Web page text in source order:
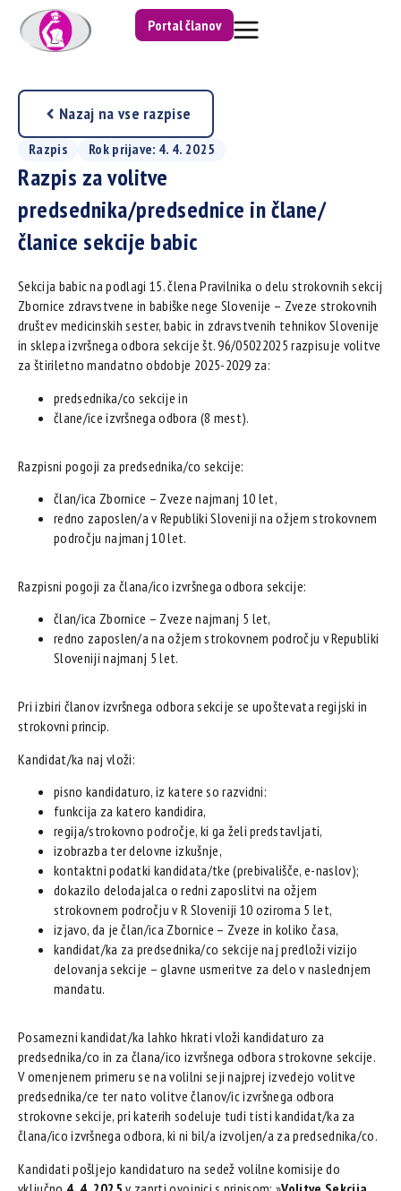
Portal članov
Nazaj na vse razpise
Razpis Rok prijave: 4. 4. 2025
Razpis za volitve
predsednika/predsednice in člane/
članice sekcije babic
Sekcija babic na podlagi 15. člena Pravilnika o delu strokovnih sekcij
Zbornice zdravstvene in babiške nege Slovenije – Zveze strokovnih
društev medicinskih sester, babic in zdravstvenih tehnikov Slovenije
in sklepa izvršnega odbora sekcije št. 96/05022025 razpisuje volitve
za štiriletno mandatno obdobje 2025-2029 za:
predsednika/co sekcije in
člane/ice izvršnega odbora (8 mest).
Razpisni pogoji za predsednika/co sekcije:
član/ica Zbornice – Zveze najmanj 10 let,
redno zaposlen/a v Republiki Sloveniji na ožjem strokovnem
področju najmanj 10 let.
Razpisni pogoji za člana/ico izvršnega odbora sekcije:
član/ica Zbornice – Zveze najmanj 5 let,
redno zaposlen/a na ožjem strokovnem področju v Republiki
Sloveniji najmanj 5 let.
Pri izbiri članov izvršnega odbora sekcije se upoštevata regijski in
strokovni princip.
Kandidat/ka naj vloži:
pisno kandidaturo, iz katere so razvidni:
funkcija za katero kandidira,
regija/strokovno področje, ki ga želi predstavljati,
izobrazba ter delovne izkušnje,
kontaktni podatki kandidata/tke (prebivališče, e-naslov);
dokazilo delodajalca o redni zaposlitvi na ožjem
strokovnem področju v R Sloveniji 10 oziroma 5 let,
izjavo, da je član/ica Zbornice – Zveze in koliko časa,
kandidat/ka za predsednika/co sekcije naj predloži vizijo
delovanja sekcije – glavne usmeritve za delo v naslednjem
mandatu.
Posamezni kandidat/ka lahko hkrati vloži kandidaturo za
predsednika/co in za člana/ico izvršnega odbora strokovne sekcije.
V omenjenem primeru se na volilni seji najprej izvedejo volitve
predsednika/ce ter nato volitve članov/ic izvršnega odbora
strokovne sekcije, pri katerih sodeluje tudi tisti kandidat/ka za
člana/ico izvršnega odbora, ki ni bil/a izvoljen/a za predsednika/co.
Kandidati pošljejo kandidaturo na sedež volilne komisije do